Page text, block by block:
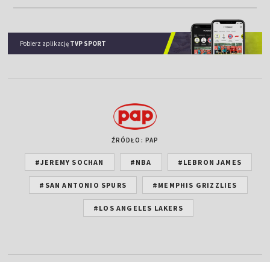
Pobierz aplikację TVP SPORT
ŹRÓDŁO: PAP
#JEREMY SOCHAN #NBA #LEBRON JAMES
#SAN ANTONIO SPURS #MEMPHIS GRIZZLIES
#LOS ANGELES LAKERS